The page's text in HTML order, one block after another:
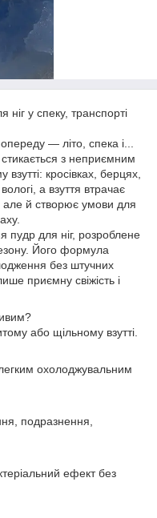
у спеку, транспорті
— літо, спека і...
з неприємним
взутті: кросівках, берцях,
а взуття втрачає
й створює умови для
для ніг, розроблене
Його формула
без штучних
приємну свіжість і
або щільному взутті.
охолоджувальним
подразнення,
ефект без